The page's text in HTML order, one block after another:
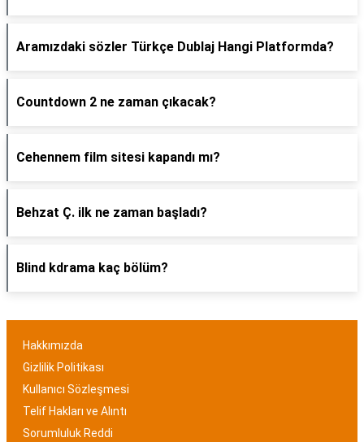
Aramızdaki sözler Türkçe Dublaj Hangi Platformda?
Countdown 2 ne zaman çıkacak?
Cehennem film sitesi kapandı mı?
Behzat Ç. ilk ne zaman başladı?
Blind kdrama kaç bölüm?
Hakkımızda
Gizlilik Politikası
Kullanıcı Sözleşmesi
Telif Hakları ve Alıntı
Sorumluluk Reddi